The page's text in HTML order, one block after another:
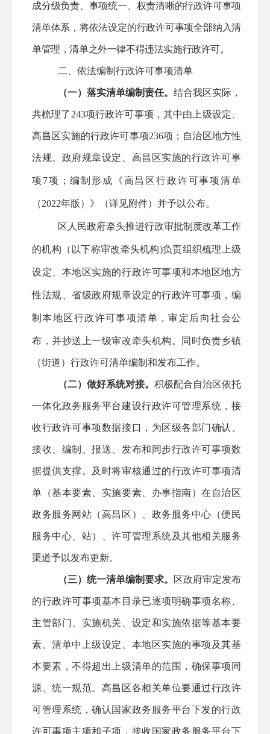
成分级负责、事项统一、权责清晰的行政许可事项
清单体系，将依法设定的行政许可事项全部纳入清
单管理，清单之外一律不得违法实施行政许可。
二、依法编制行政许可事项清单
（一）落实清单编制责任。 结合我区实际，
共梳理了 243项行政许可事项，其中由上级设定、
高昌区实施的行政许可事项236项；自治区地方性
法规、政府规章设定 、高昌区实施的行政许可事
项 7项；编制形成《高昌区行政许可事项清单
（2022年版）》（详见附件）并予以公布。
区 人民政府牵头推进行政审批制度改革工作
的机构（以下称审改牵头机构)负责组织梳理上级
设定、本地区实施的行政许可事项和本地区地方
性法规、省级政府规章设定的行政许可事项，编
制本地区行政许可事项清单，审定后向社会公
布，并抄送上一级审改牵头机构。 同时负责乡镇
（街道）行政许可清单编制和发布工作。
（二）做好系统对接。 积极配合自治区依托
一体化政务服务平台建设行政许可管理系统，接
收行政许可事项数据接口，为区级各部门确认、
接收、编制、报送、发布和同步行政许可事项数
据提供支撑。及时将审核通过的行政许可事项清
单（基本要素、实施要素、办事指南）在自治区
政务服务网站 （高昌区） 、政务服务中心（便民
服务中心、站）、许可管理系统及其他相关服务
渠道予以发布更新。
（三）统一清单编制要求。 区政府审定发布
的行政许可事项基本目录已逐项明确事项名称、
主管部门、实施机关、设定和实施依据等基本要
素。清单中上级设定、本地区实施的事项及其基
本要素，不得超出上级清单的范围，确保事项同
源、统一规范。 高昌区各相关单位要通过行政许
可管理系统，确认国家政务服务平台下发的行政
许可事项主项和子项，接收国家政务服务平台下